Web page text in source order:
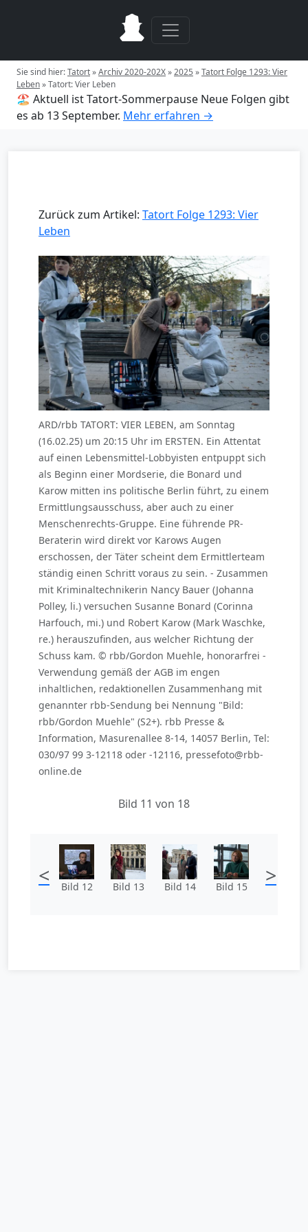
Sie sind hier:Tatort»Archiv 2020-202X»2025 »Tatort Folge 1293: Vier
Leben»Tatort: Vier Leben
🏖️ Aktuell ist Tatort-Sommerpause Neue Folgen gibt
es ab 13 September. Mehr erfahren →
Zurück zum Artikel: Tatort Folge 1293: Vier
Leben
ARD/rbb TATORT: VIER LEBEN, am Sonntag
(16.02.25) um 20:15 Uhr im ERSTEN. Ein Attentat
auf einen Lebensmittel-Lobbyisten entpuppt sich
als Beginn einer Mordserie, die Bonard und
Karow mitten ins politische Berlin führt, zu einem
Ermittlungsausschuss, aber auch zu einer
Menschenrechts-Gruppe. Eine führende PR-
Beraterin wird direkt vor Karows Augen
erschossen, der Täter scheint dem Ermittlerteam
ständig einen Schritt voraus zu sein. - Zusammen
mit Kriminaltechnikerin Nancy Bauer (Johanna
Polley, li.) versuchen Susanne Bonard (Corinna
Harfouch, mi.) und Robert Karow (Mark Waschke,
re.) herauszufinden, aus welcher Richtung der
Schuss kam. © rbb/Gordon Muehle, honorarfrei -
Verwendung gemäß der AGB im engen
inhaltlichen, redaktionellen Zusammenhang mit
genannter rbb-Sendung bei Nennung "Bild:
rbb/Gordon Muehle" (S2+). rbb Presse &
Information, Masurenallee 8-14, 14057 Berlin, Tel:
030/97 99 3-12118 oder -12116, pressefoto@rbb-
online.de
Bild 11 von 18
< Bild 12 Bild 13 Bild 14 Bild 15 >